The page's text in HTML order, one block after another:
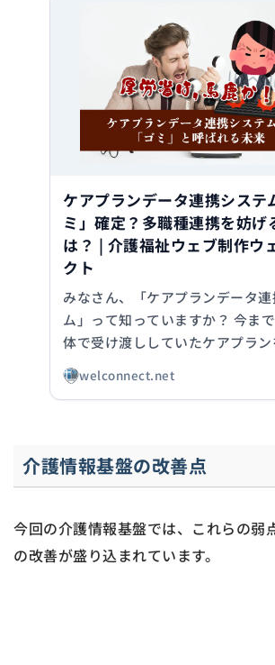
ケアプランデータ連携システ
ミ」確定？多職種連携を妨げ
は？ | 介護福祉ウェブ制作ウ
クト
みなさん、「ケアプランデータ
ム」って知っていますか？ 今ま
体で受け渡ししていたケアプラン
welconnect.net
介護情報基盤の改善点
今回の介護情報基盤では、これらの弱
の改善が盛り込まれています。